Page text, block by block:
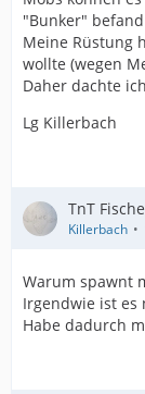
"Bunker" befand
Meine Rüstung
wollte (wegen
Daher dachte
Lg Killerbach
TnT
Killerbach
Warum spawnt
Irgendwie ist
Habe dadurch